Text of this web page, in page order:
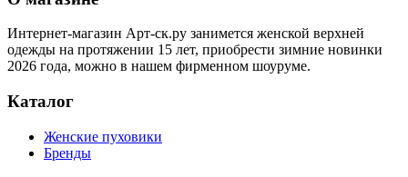
Интернет-магазин Арт-ск.ру занимется женской верхней
одежды на протяжении 15 лет, приобрести зимние новинки
2026 года, можно в нашем фирменном шоуруме.
Каталог
Женские пуховики
Бренды